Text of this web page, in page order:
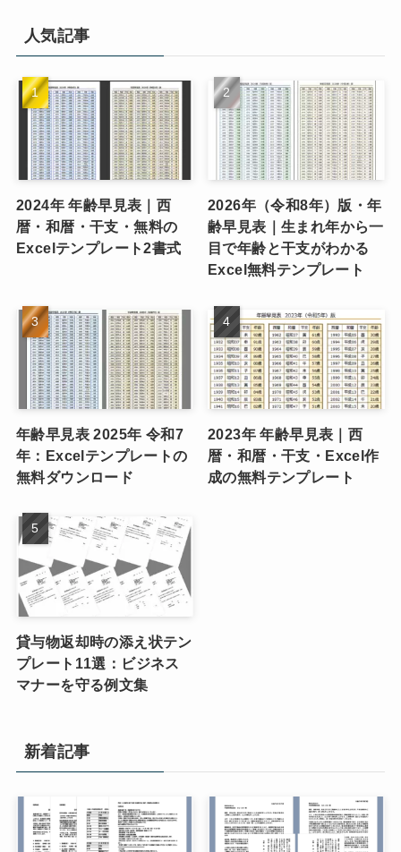
ー
人気記事
2024年 年齢早見表｜西
暦・和暦・干支・無料の
Excelテンプレート2書式
2026年（令和8年）版・年
齢早見表｜生まれ年から一
目で年齢と干支がわかる
Excel無料テンプレート
年齢早見表 2025年 令和7
年：Excelテンプレートの
無料ダウンロード
2023年 年齢早見表｜西
暦・和暦・干支・Excel作
成の無料テンプレート
貸与物返却時の添え状テン
プレート11選：ビジネス
マナーを守る例文集
新着記事